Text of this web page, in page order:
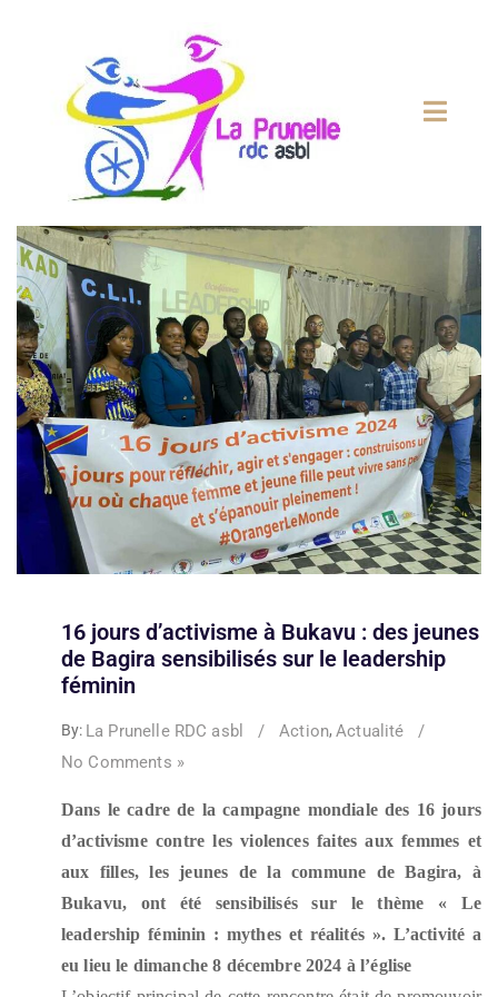
16 jours d’activisme à Bukavu : des jeunes
de Bagira sensibilisés sur le leadership
féminin
By: La Prunelle RDC asbl / Action,Actualité
/
No Comments »
Dans le cadre de la campagne mondiale des 16 jours
d’activisme contre les violences faites aux femmes et
aux filles, les jeunes de la commune de Bagira, à
Bukavu, ont été sensibilisés sur le thème « Le
leadership féminin : mythes et réalités ». L’activité a
eu lieu le dimanche 8 décembre 2024 à l’église